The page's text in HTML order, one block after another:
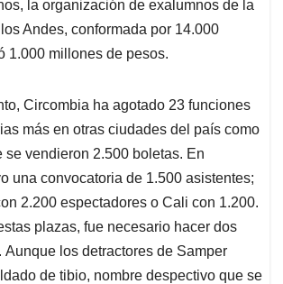
la organización de exalumnos de la
Andes, conformada por 14.000
1.000 millones de pesos.
Circombia ha agotado 23 funciones
más en otras ciudades del país como
se vendieron 2.500 boletas. En
una convocatoria de 1.500 asistentes;
2.200 espectadores o Cali con 1.200.
plazas, fue necesario hacer dos
Aunque los detractores de Samper
de tibio, nombre despectivo que se